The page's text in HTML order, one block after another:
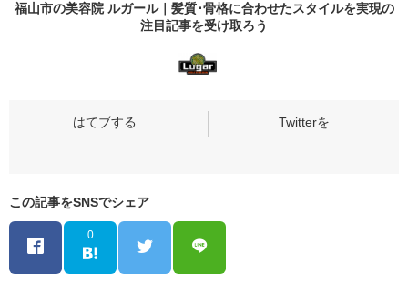
福山市の美容院 ルガール｜髪質･骨格に合わせたスタイルを実現の
注目記事を受け取ろう
この記事をSNSでシェア
0